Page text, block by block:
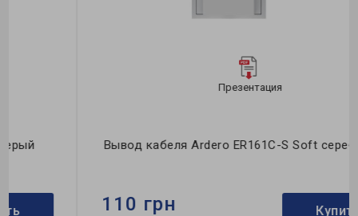
Вывод кабеля Ardero ER161C-S Soft серебряный
110 грн